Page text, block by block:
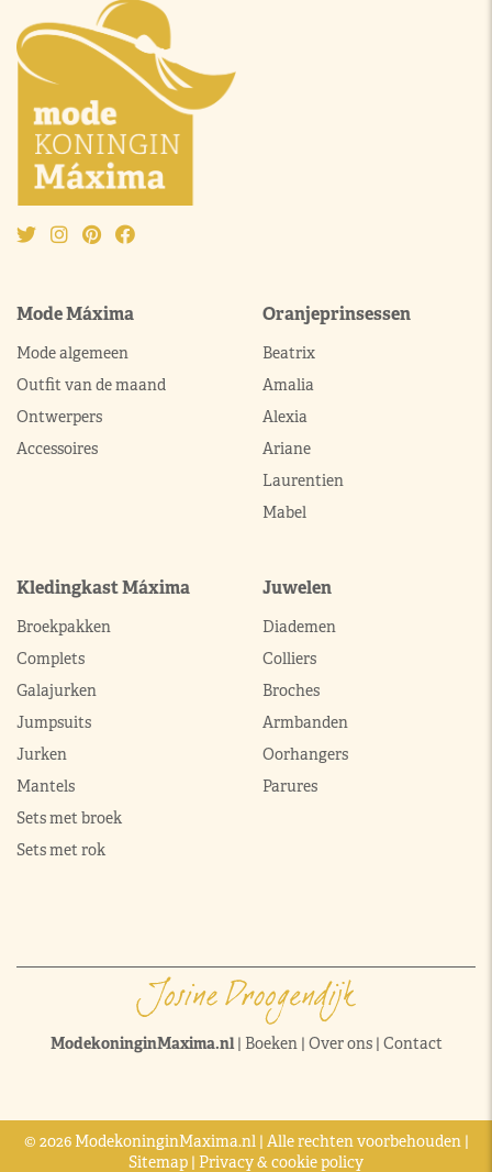
Mode Máxima
Mode algemeen
Outfit van de maand
Ontwerpers
Accessoires
Oranjeprinsessen
Beatrix
Amalia
Alexia
Ariane
Laurentien
Mabel
Kledingkast Máxima
Broekpakken
Complets
Galajurken
Jumpsuits
Jurken
Mantels
Sets met broek
Sets met rok
Juwelen
Diademen
Colliers
Broches
Armbanden
Oorhangers
Parures
ModekoninginMaxima.nl| Boeken| Over ons| Contact
© 2026 ModekoninginMaxima.nl | Alle rechten voorbehouden |
Sitemap | Privacy & cookie policy